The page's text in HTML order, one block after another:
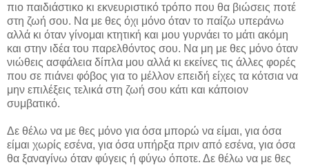
πιο παιδιάστικο κι εκνευριστικό τρόπο που θα βιώσεις ποτέ
στη ζωή σου. Να με θες όχι μόνο όταν το παίζω υπεράνω
αλλά κι όταν γίνομαι κτητική και μου γυρνάει το μάτι ακόμη
και στην ιδέα του παρελθόντος σου. Να μη με θες μόνο όταν
νιώθεις ασφάλεια δίπλα μου αλλά κι εκείνες τις άλλες φορές
που σε πιάνει φόβος για το μέλλον επειδή είχες τα κότσια να
μην επιλέξεις τελικά στη ζωή σου κάτι και κάποιον
συμβατικό.
Δε θέλω να με θες μόνο για όσα μπορώ να είμαι, για όσα
είμαι χωρίς εσένα, για όσα υπήρξα πριν από εσένα, για όσα
θα ξαναγίνω όταν φύγεις ή φύγω όποτε. Δε θέλω να με θες